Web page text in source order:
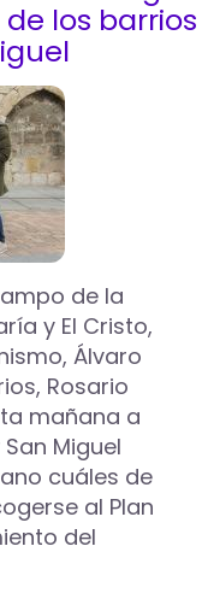
los barrios
de la
y El Cristo,
Álvaro
Rosario
mañana a
Miguel
cuáles de
al Plan
del